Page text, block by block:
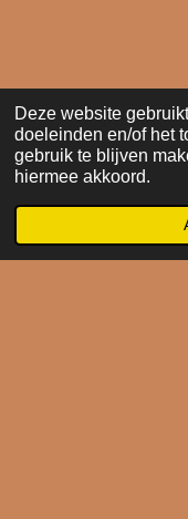
Deze website
doeleinden en/of het
gebruik te blijven
hiermee akkoord.